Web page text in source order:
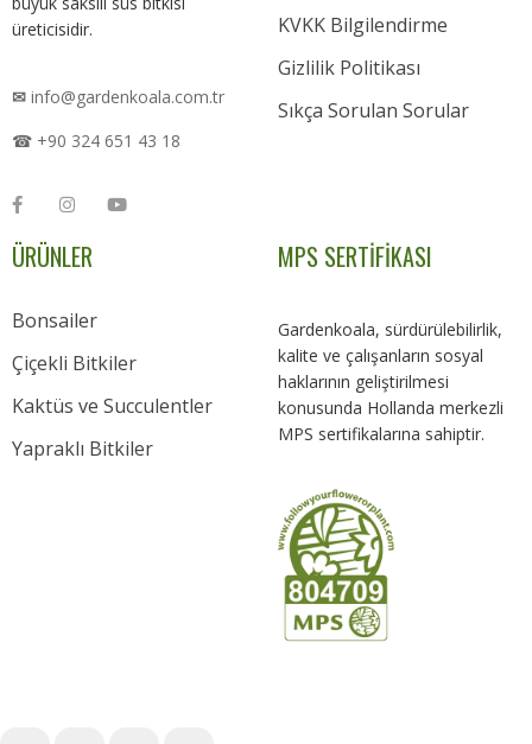
üreticisidir.
✉ info@gardenkoala.com.tr
☎ +90 324 651 43 18
KVKK Bilgilendirme
Gizlilik Politikası
Sıkça Sorulan Sorular
ÜRÜNLER
Bonsailer
Çiçekli Bitkiler
Kaktüs ve Succulentler
Yapraklı Bitkiler
MPS SERTİFİKASI
Gardenkoala, sürdürülebilirlik,
kalite ve çalışanların sosyal
haklarının geliştirilmesi
konusunda Hollanda merkezli
MPS sertifikalarına sahiptir.